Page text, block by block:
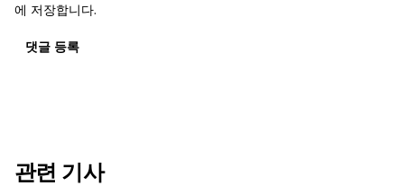
에 저장합니다.
댓글 등록
관련 기사